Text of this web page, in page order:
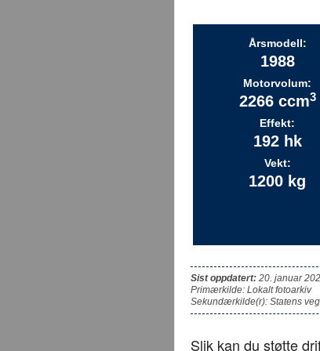
Årsmodell:
1988
Motorvolum:
2266 ccm3
Effekt:
192 hk
Vekt:
1200 kg
Sist oppdatert: 20. januar
Primærkilde: Lokalt fotoarkiv
Sekundærkilde(r): Statens
Slik kan du støtte